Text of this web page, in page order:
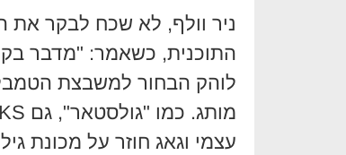
התוכנית, כשאמר: "מדבר
לוהק הבחור למשבצת
עצמי וגאג חוזר על מכונת